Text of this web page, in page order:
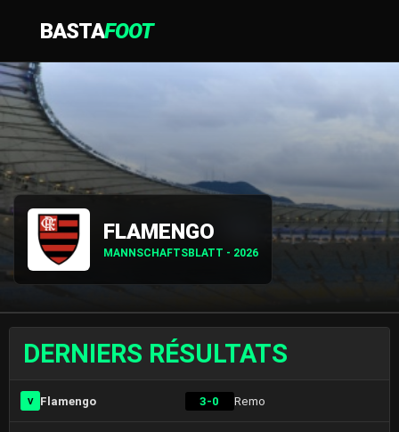
BASTAFOOT
FLAMENGO
MANNSCHAFTSBLATT - 2026
DERNIERS RÉSULTATS
V Flamengo 3-0 Remo